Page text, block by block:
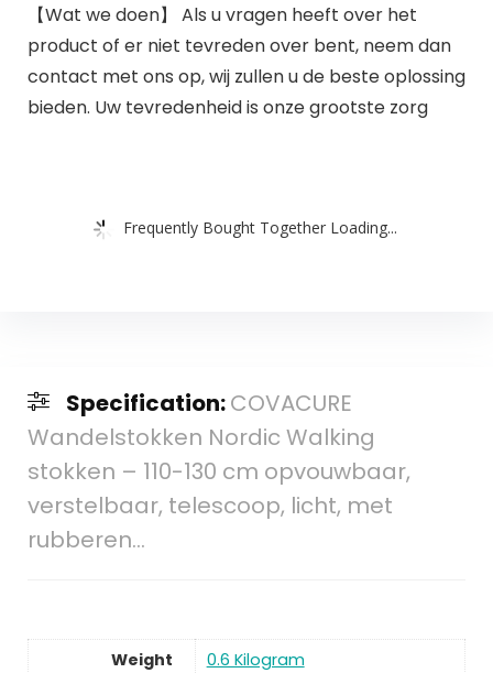
【Wat we doen】 Als u vragen heeft over het
product of er niet tevreden over bent, neem dan
contact met ons op, wij zullen u de beste oplossing
bieden. Uw tevredenheid is onze grootste zorg
Frequently Bought Together Loading...
Specification:COVACURE
Wandelstokken Nordic Walking
stokken – 110-130 cm opvouwbaar,
verstelbaar, telescoop, licht, met
rubberen…
Weight
0.6 Kilogram